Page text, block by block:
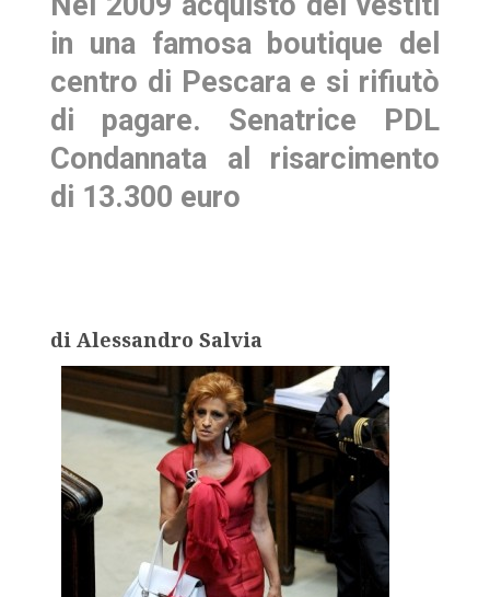
in una famosa boutique del
centro di Pescara e si rifiutò
di pagare. Senatrice PDL
Condannata al risarcimento
di 13.300 euro
di Alessandro Salvia